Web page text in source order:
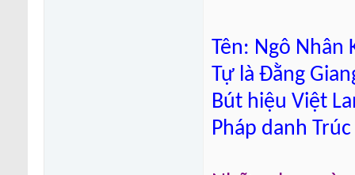
Tên: Ngô Nhân
Tự là Đằng
Bút hiệu Việt
Pháp danh